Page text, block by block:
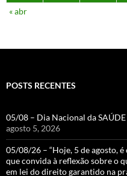
« abr
POSTS RECENTES
05/08 – Dia Nacional da SAÚDE
agosto 5, 2026
05/08/26 – “Hoje, 5 de agosto,
que convida à reflexão sobre o
em lei do direito garantido na